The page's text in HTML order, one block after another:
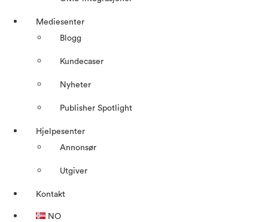
Mediesenter
Blogg
Kundecaser
Nyheter
Publisher Spotlight
Hjelpesenter
Annonsør
Utgiver
Kontakt
NO